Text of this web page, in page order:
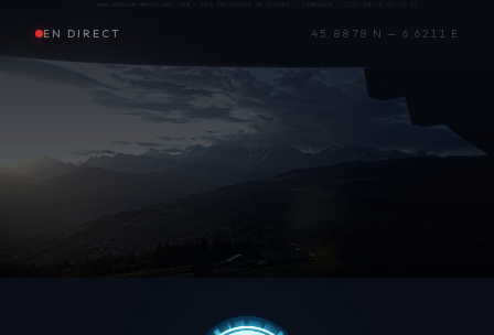
EN DIRECT 45.8878 N — 6.6211 E